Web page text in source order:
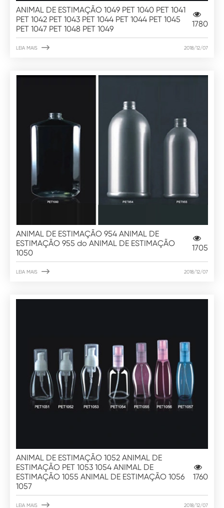
ANIMAL DE ESTIMAÇÃO 1049 PET 1040 PET 1041
PET 1042 PET 1043 PET 1044 PET 1044 PET 1045
PET 1047 PET 1048 PET 1049
1780
LEIA MAIS  2018/12/07
ANIMAL DE ESTIMAÇÃO 954 ANIMAL DE
ESTIMAÇÃO 955 do ANIMAL DE ESTIMAÇÃO
1050
1705
LEIA MAIS  2018/12/07
ANIMAL DE ESTIMAÇÃO 1052 ANIMAL DE
ESTIMAÇÃO PET 1053 1054 ANIMAL DE
ESTIMAÇÃO 1055 ANIMAL DE ESTIMAÇÃO 1056
1057
1760
LEIA MAIS  2018/12/07